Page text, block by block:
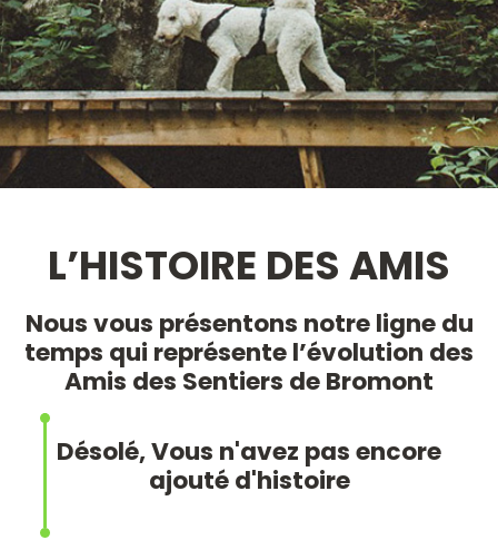
L’HISTOIRE DES AMIS
Nous vous présentons notre ligne du
temps qui représente l’évolution des
Amis des Sentiers de Bromont
Désolé, Vous n'avez pas encore
ajouté d'histoire